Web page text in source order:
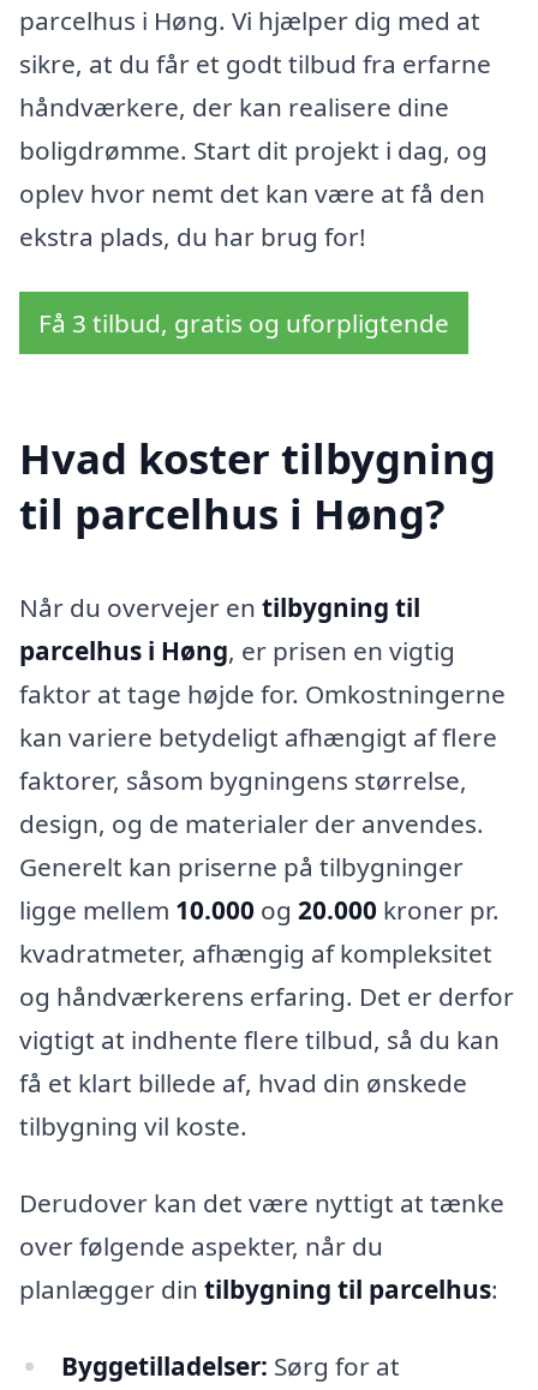
parcelhus i Høng. Vi hjælper dig med at
sikre, at du får et godt tilbud fra erfarne
håndværkere, der kan realisere dine
boligdrømme. Start dit projekt i dag, og
oplev hvor nemt det kan være at få den
ekstra plads, du har brug for!
Få 3 tilbud, gratis og uforpligtende
Hvad koster tilbygning
til parcelhus i Høng?
Når du overvejer en tilbygning til
parcelhus i Høng, er prisen en vigtig
faktor at tage højde for. Omkostningerne
kan variere betydeligt afhængigt af flere
faktorer, såsom bygningens størrelse,
design, og de materialer der anvendes.
Generelt kan priserne på tilbygninger
ligge mellem 10.000 og 20.000 kroner pr.
kvadratmeter, afhængig af kompleksitet
og håndværkerens erfaring. Det er derfor
vigtigt at indhente flere tilbud, så du kan
få et klart billede af, hvad din ønskede
tilbygning vil koste.
Derudover kan det være nyttigt at tænke
over følgende aspekter, når du
planlægger din tilbygning til parcelhus:
Byggetilladelser: Sørg for at